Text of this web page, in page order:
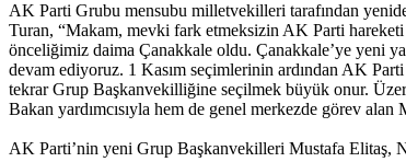
AK Parti Grubu mensubu milletvekilleri tarafından
Turan, “Makam, mevki fark etmeksizin AK Parti
önceliğimiz daima Çanakkale oldu. Çanakkale’ye yeni
devam ediyoruz. 1 Kasım seçimlerinin ardından AK
tekrar Grup Başkanvekilliğine seçilmek büyük onur.
Bakan yardımcısıyla hem de genel merkezde görev
AK Parti’nin yeni Grup Başkanvekilleri Mustafa Elitaş,